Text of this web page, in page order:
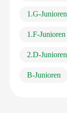
1.G-Junioren
1.F-Junioren
2.D-Junioren
B-Junioren